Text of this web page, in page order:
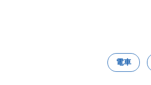
電車